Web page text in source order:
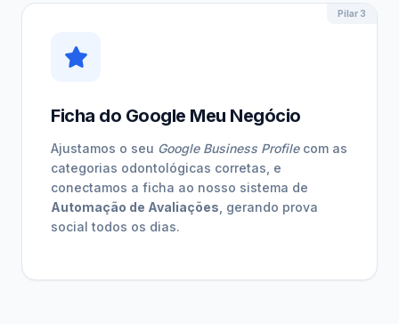
Pilar 3
Ficha do Google Meu Negócio
Ajustamos o seu Google Business Profilecom as
categorias odontológicas corretas, e
conectamos a ficha ao nosso sistema de
Automação de Avaliações , gerando prova
social todos os dias.